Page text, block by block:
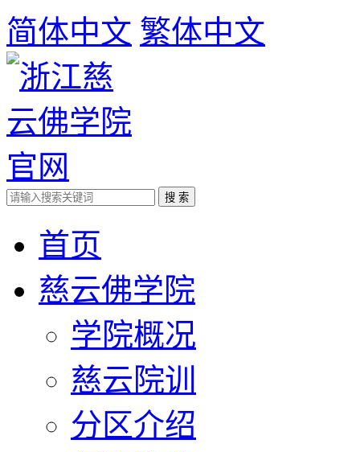
简体中文 繁体中文
首页
慈云佛学院
学院概况
慈云院训
分区介绍